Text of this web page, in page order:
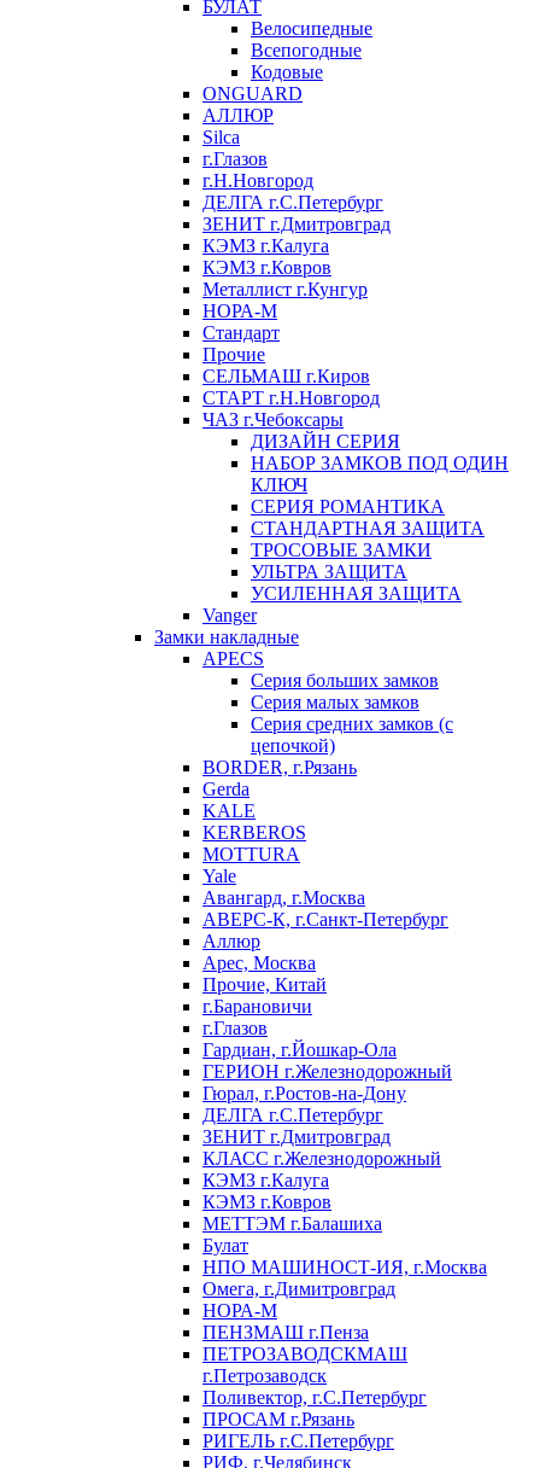
БУЛАТ
Велосипедные
Всепогодные
Кодовые
ONGUARD
АЛЛЮР
Silca
г.Глазов
г.Н.Новгород
ДЕЛГА г.С.Петербург
ЗЕНИТ г.Дмитровград
КЭМЗ г.Калуга
КЭМЗ г.Ковров
Металлист г.Кунгур
НОРА-М
Стандарт
Прочие
СЕЛЬМАШ г.Киров
СТАРТ г.Н.Новгород
ЧАЗ г.Чебоксары
ДИЗАЙН СЕРИЯ
НАБОР ЗАМКОВ ПОД ОДИН
КЛЮЧ
СЕРИЯ РОМАНТИКА
СТАНДАРТНАЯ ЗАЩИТА
ТРОСОВЫЕ ЗАМКИ
УЛЬТРА ЗАЩИТА
УСИЛЕННАЯ ЗАЩИТА
Vanger
Замки накладные
APECS
Серия больших замков
Серия малых замков
Серия средних замков (с
цепочкой)
BORDER, г.Рязань
Gerda
KALE
KERBEROS
MOTTURA
Yale
Авангард, г.Москва
АВЕРС-К, г.Санкт-Петербург
Аллюр
Арес, Москва
Прочие, Китай
г.Барановичи
г.Глазов
Гардиан, г.Йошкар-Ола
ГЕРИОН г.Железнодорожный
Гюрал, г.Ростов-на-Дону
ДЕЛГА г.С.Петербург
ЗЕНИТ г.Дмитровград
КЛАСС г.Железнодорожный
КЭМЗ г.Калуга
КЭМЗ г.Ковров
МЕТТЭМ г.Балашиха
Булат
НПО МАШИНОСТ-ИЯ, г.Москва
Омега, г.Димитровград
НОРА-М
ПЕНЗМАШ г.Пенза
ПЕТРОЗАВОДСКМАШ
г.Петрозаводск
Поливектор, г.С.Петербург
ПРОСАМ г.Рязань
РИГЕЛЬ г.С.Петербург
РИФ, г.Челябинск